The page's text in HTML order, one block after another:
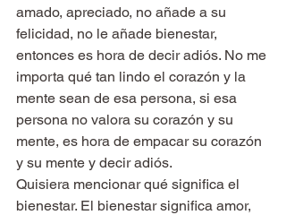
amado, apreciado, no añade a su
felicidad, no le añade bienestar,
entonces es hora de decir adiós. No me
importa qué tan lindo el corazón y la
mente sean de esa persona, si esa
persona no valora su corazón y su
mente, es hora de empacar su corazón
y su mente y decir adiós.
Quisiera mencionar qué significa el
bienestar. El bienestar significa amor,